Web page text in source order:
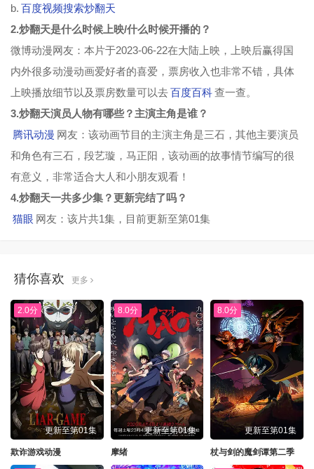
b. 百度视频搜索炒翻天
2.炒翻天是什么时候上映/什么时候开播的？
微博动漫网友：本片于2023-06-22在大陆上映，上映后赢得国
内外很多动漫动画爱好者的喜爱，票房收入也非常不错，具体
上映播放细节以及票房数量可以去百度百科查一查。
3.炒翻天演员人物有哪些？主演主角是谁？
腾讯动漫 网友：该动画节目的主演主角是三石，其他主要演员
和角色有三石，段艺璇，马正阳，该动画的故事情节编写的很
有意义，非常适合大人和小朋友观看！
4.炒翻天一共多少集？更新完结了吗？
猫眼 网友：该片共1集，目前更新至第01集
猜你喜欢 更多
2.0分
更新至第01集
欺诈游戏动漫
8.0分
更新至第01集
摩绪
8.0分
更新至第01集
杖与剑的魔剑谭第二季